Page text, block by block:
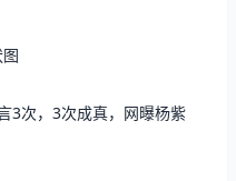
3次，3次成真，网曝杨紫